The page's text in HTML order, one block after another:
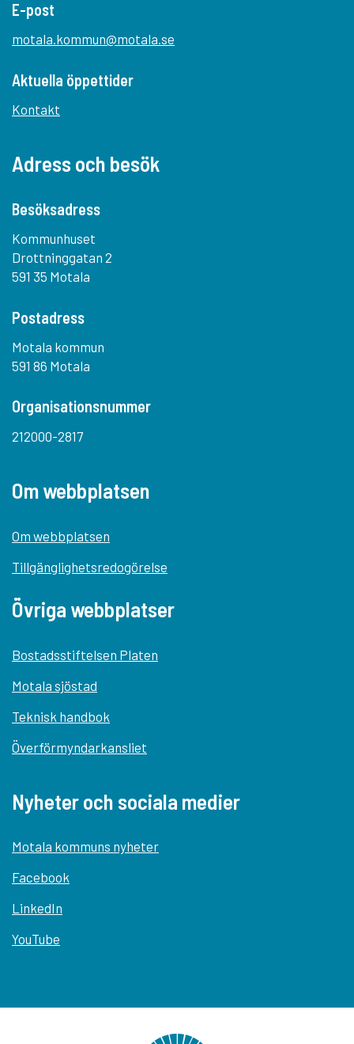
E-post
motala.kommun@motala.se
Aktuella öppettider
Kontakt
Adress och besök
Besöksadress
Kommunhuset
Drottninggatan 2
591 35 Motala
Postadress
Motala kommun
591 86 Motala
Organisationsnummer
212000-2817
Om webbplatsen
Om webbplatsen
Tillgänglighetsredogörelse
Övriga webbplatser
Bostadsstiftelsen Platen
Motala sjöstad
Teknisk handbok
Överförmyndarkansliet
Nyheter och sociala medier
Motala kommuns nyheter
Facebook
LinkedIn
YouTube